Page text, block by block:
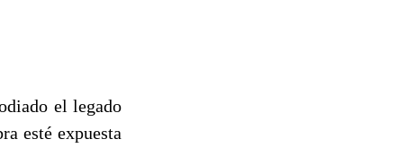
el legado
esté expuesta